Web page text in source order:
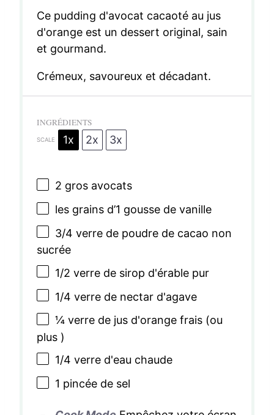
Ce pudding d'avocat cacaoté au jus
d'orange est un dessert original, sain
et gourmand.
Crémeux, savoureux et décadant.
INGRÉDIENTS
SCALE 1x 2x 3x
2 gros avocats
les grains d’1 gousse de vanille
3/4 verre de poudre de cacao non
sucrée
1/2 verre de sirop d'érable pur
1/4 verre de nectar d'agave
¼verre de jus d'orange frais (ou
plus )
1/4 verre d'eau chaude
1 pincée de sel